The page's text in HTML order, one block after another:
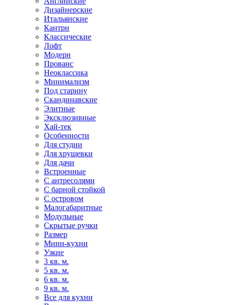
Дизайнерские
Итальянские
Кантри
Классические
Лофт
Модерн
Прованс
Неоклассика
Минимализм
Под старину
Скандинавские
Элитные
Эксклюзивные
Хай-тек
Особенности
Для студии
Для хрущевки
Для дачи
Встроенные
С антресолями
С барной стойкой
С островом
Малогабаритные
Модульные
Скрытые ручки
Размер
Мини-кухни
Узкие
3 кв. м.
5 кв. м.
6 кв. м.
9 кв. м.
Все для кухни